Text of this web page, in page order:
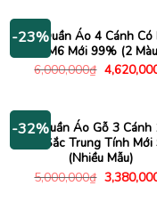
-23%
Tủ Quần Áo 4 Cánh Có
1M6 Mới 99% (2
6,000,000₫ Giá
gốc
-32%
Tủ Quần Áo Gỗ 3 Cánh
Màu Sắc Trung Tính
(Nhiều Mẫu)
5,000,000₫ Giá
gốc